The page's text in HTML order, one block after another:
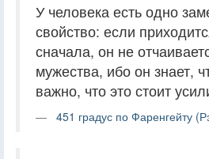
У человека есть одно
свойство: если
сначала, он не
мужества, ибо он знает,
важно, что это стоит
451 градус по Фаренгейту